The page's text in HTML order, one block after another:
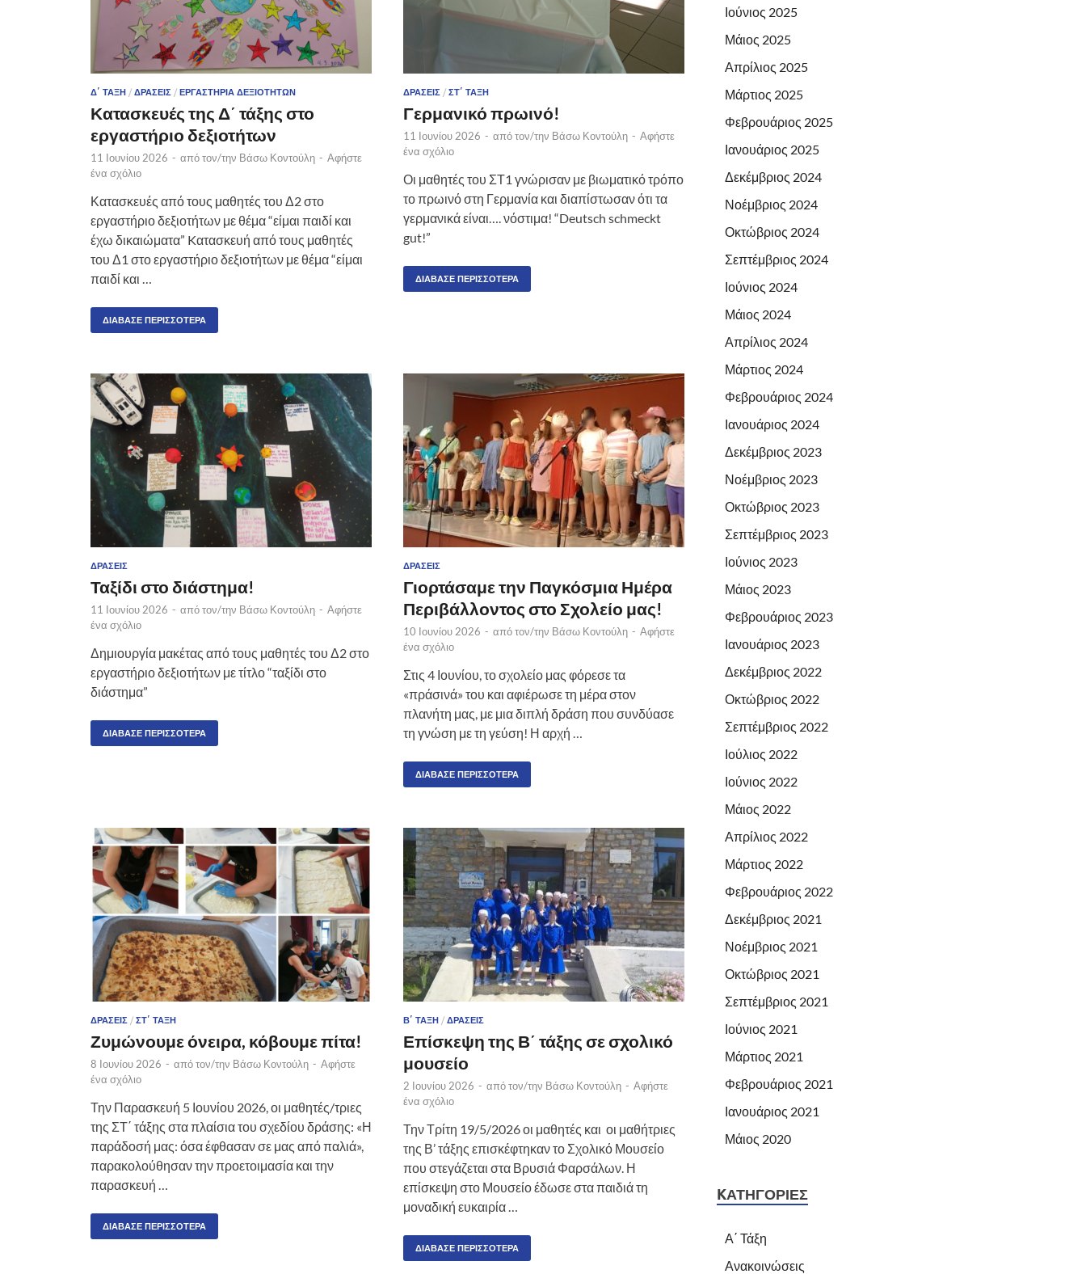
Δ΄ ΤΆΞΗ / ΔΡΆΣΕΙΣ / ΕΡΓΑΣΤΉΡΙΑ ΔΕΞΙΟΤΉΤΩΝ
Κατασκευές της Δ΄ τάξης στο
εργαστήριο δεξιοτήτων
11 Ιουνίου 2026 - από τον/την Βάσω Κοντούλη - Αφήστε
ένα σχόλιο
Κατασκευές από τους μαθητές του Δ2 στο
εργαστήριο δεξιοτήτων με θέμα “είμαι παιδί και
έχω δικαιώματα” Kατασκευή από τους μαθητές
του Δ1 στο εργαστήριο δεξιοτήτων με θέμα “είμαι
παιδί και …
ΔΙΆΒΑΣΕ ΠΕΡΙΣΣΌΤΕΡΑ
ΔΡΆΣΕΙΣ / ΣΤ΄ ΤΆΞΗ
Γερμανικό πρωινό!
11 Ιουνίου 2026 - από τον/την Βάσω Κοντούλη - Αφήστε
ένα σχόλιο
Οι μαθητές του ΣΤ1 γνώρισαν με βιωματικό τρόπο
το πρωινό στη Γερμανία και διαπίστωσαν ότι τα
γερμανικά είναι…. νόστιμα! “Deutsch schmeckt
gut!”
ΔΙΆΒΑΣΕ ΠΕΡΙΣΣΌΤΕΡΑ
ΔΡΆΣΕΙΣ
Ταξίδι στο διάστημα!
11 Ιουνίου 2026 - από τον/την Βάσω Κοντούλη - Αφήστε
ένα σχόλιο
Δημιουργία μακέτας από τους μαθητές του Δ2 στο
εργαστήριο δεξιοτήτων με τίτλο “ταξίδι στο
διάστημα”
ΔΙΆΒΑΣΕ ΠΕΡΙΣΣΌΤΕΡΑ
ΔΡΆΣΕΙΣ
Γιορτάσαμε την Παγκόσμια Ημέρα
Περιβάλλοντος στο Σχολείο μας!
10 Ιουνίου 2026 - από τον/την Βάσω Κοντούλη - Αφήστε
ένα σχόλιο
Στις 4 Ιουνίου, το σχολείο μας φόρεσε τα
«πράσινά» του και αφιέρωσε τη μέρα στον
πλανήτη μας, με μια διπλή δράση που συνδύασε
τη γνώση με τη γεύση! Η αρχή …
ΔΙΆΒΑΣΕ ΠΕΡΙΣΣΌΤΕΡΑ
ΔΡΆΣΕΙΣ / ΣΤ΄ ΤΆΞΗ
Ζυμώνουμε όνειρα, κόβουμε πίτα!
8 Ιουνίου 2026 - από τον/την Βάσω Κοντούλη - Αφήστε
ένα σχόλιο
Την Παρασκευή 5 Ιουνίου 2026, οι μαθητές/τριες
της ΣΤ΄ τάξης στα πλαίσια του σχεδίου δράσης: «Η
παράδοσή μας: όσα έφθασαν σε μας από παλιά»,
παρακολούθησαν την προετοιμασία και την
παρασκευή …
ΔΙΆΒΑΣΕ ΠΕΡΙΣΣΌΤΕΡΑ
Β΄ ΤΆΞΗ / ΔΡΆΣΕΙΣ
Επίσκεψη της Β΄ τάξης σε σχολικό
μουσείο
2 Ιουνίου 2026 - από τον/την Βάσω Κοντούλη - Αφήστε
ένα σχόλιο
Την Τρίτη 19/5/2026 οι μαθητές και οι μαθήτριες
της Β’ τάξης επισκέφτηκαν το Σχολικό Μουσείο
που στεγάζεται στα Βρυσιά Φαρσάλων. Η
επίσκεψη στο Μουσείο έδωσε στα παιδιά τη
μοναδική ευκαιρία …
ΔΙΆΒΑΣΕ ΠΕΡΙΣΣΌΤΕΡΑ
Ιούνιος 2025
Μάιος 2025
Απρίλιος 2025
Μάρτιος 2025
Φεβρουάριος 2025
Ιανουάριος 2025
Δεκέμβριος 2024
Νοέμβριος 2024
Οκτώβριος 2024
Σεπτέμβριος 2024
Ιούνιος 2024
Μάιος 2024
Απρίλιος 2024
Μάρτιος 2024
Φεβρουάριος 2024
Ιανουάριος 2024
Δεκέμβριος 2023
Νοέμβριος 2023
Οκτώβριος 2023
Σεπτέμβριος 2023
Ιούνιος 2023
Μάιος 2023
Φεβρουάριος 2023
Ιανουάριος 2023
Δεκέμβριος 2022
Οκτώβριος 2022
Σεπτέμβριος 2022
Ιούλιος 2022
Ιούνιος 2022
Μάιος 2022
Απρίλιος 2022
Μάρτιος 2022
Φεβρουάριος 2022
Δεκέμβριος 2021
Νοέμβριος 2021
Οκτώβριος 2021
Σεπτέμβριος 2021
Ιούνιος 2021
Μάρτιος 2021
Φεβρουάριος 2021
Ιανουάριος 2021
Μάιος 2020
KΑΤΗΓΟΡΊΕΣ
Α΄ Τάξη
Ανακοινώσεις